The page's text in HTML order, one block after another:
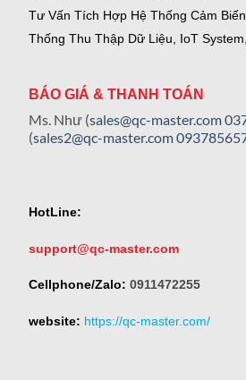
Tư Vấn Tích Hợp Hệ Thống Cảm
Thống Thu Thập Dữ Liệu, IoT
BÁO GIÁ & THANH TOÁN
Ms. Như (sales@qc-master.com
(sales2@qc-master.com
HotLine:
support@qc-master.com
Cellphone/Zalo: 0911472255
website: https://qc-master.com/